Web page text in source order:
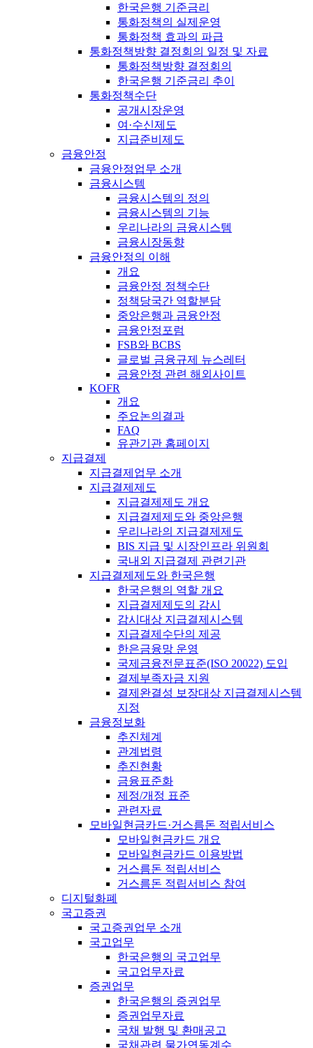
한국은행 기준금리
통화정책의 실제운영
통화정책 효과의 파급
통화정책방향 결정회의 일정 및 자료
통화정책방향 결정회의
한국은행 기준금리 추이
통화정책수단
공개시장운영
여·수신제도
지급준비제도
금융안정
금융안정업무 소개
금융시스템
금융시스템의 정의
금융시스템의 기능
우리나라의 금융시스템
금융시장동향
금융안정의 이해
개요
금융안정 정책수단
정책당국간 역할분담
중앙은행과 금융안정
금융안정포럼
FSB와 BCBS
글로벌 금융규제 뉴스레터
금융안정 관련 해외사이트
KOFR
개요
주요논의결과
FAQ
유관기관 홈페이지
지급결제
지급결제업무 소개
지급결제제도
지급결제제도 개요
지급결제제도와 중앙은행
우리나라의 지급결제제도
BIS 지급 및 시장인프라 위원회
국내외 지급결제 관련기관
지급결제제도와 한국은행
한국은행의 역할 개요
지급결제제도의 감시
감시대상 지급결제시스템
지급결제수단의 제공
한은금융망 운영
국제금융전문표준(ISO 20022) 도입
결제부족자금 지원
결제완결성 보장대상 지급결제시스템
지정
금융정보화
추진체계
관계법령
추진현황
금융표준화
제정/개정 표준
관련자료
모바일현금카드·거스름돈 적립서비스
모바일현금카드 개요
모바일현금카드 이용방법
거스름돈 적립서비스
거스름돈 적립서비스 참여
디지털화폐
국고증권
국고증권업무 소개
국고업무
한국은행의 국고업무
국고업무자료
증권업무
한국은행의 증권업무
증권업무자료
국채 발행 및 환매공고
국채관련 물가연동계수